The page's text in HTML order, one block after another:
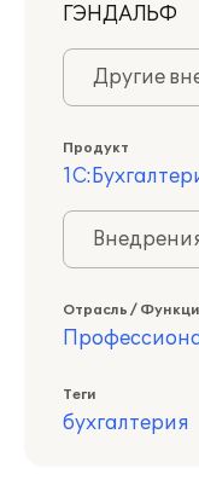
ГЭНДАЛЬФ
Другие
Продукт
Отрасль /
Теги
бухгалтерия